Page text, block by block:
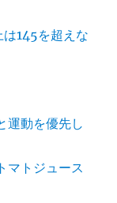
145を超えな
運動を優先し
マトジュース